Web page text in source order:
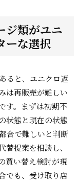
ジ類がユニ
ーな選択
ると、ユニクロ返
は再販売が難しい
す。まずは初期不
状態と現在の状態
合で難しいと判断
提案を相談し、
買い替え検討が現
でも、受け取り店